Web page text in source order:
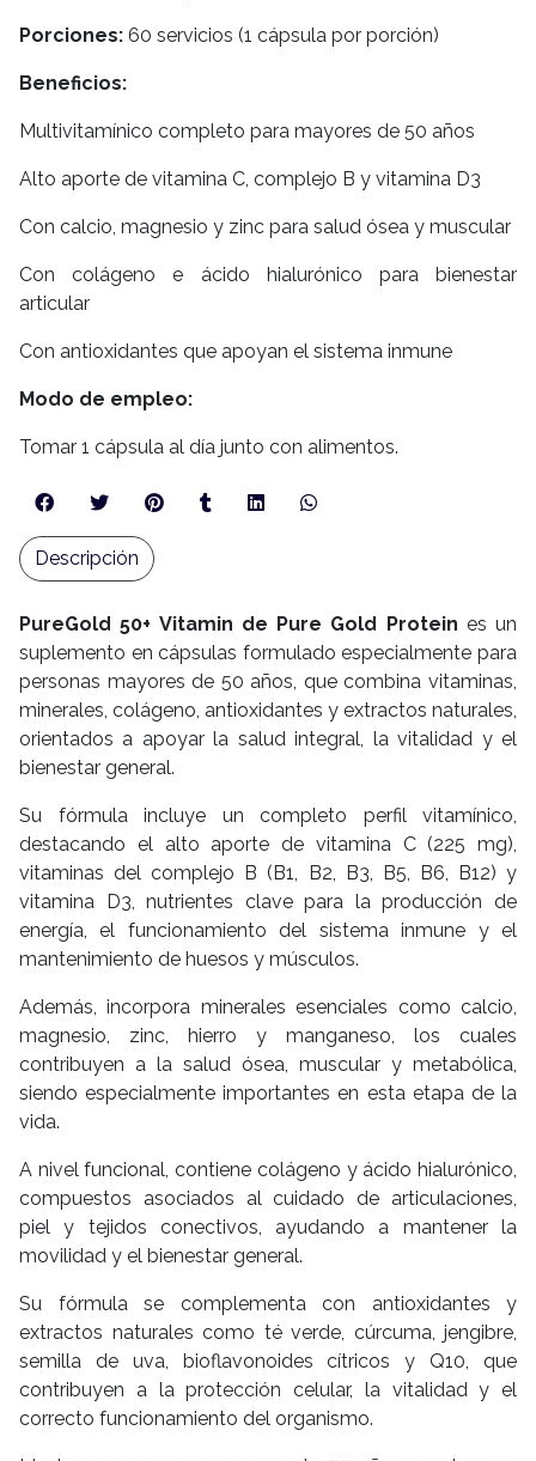
Porciones: 60 servicios (1 cápsula por porción)
Beneficios:
Multivitamínico completo para mayores de 50 años
Alto aporte de vitamina C, complejo B y vitamina D3
Con calcio, magnesio y zinc para salud ósea y muscular
Con colágeno e ácido hialurónico para bienestar
articular
Con antioxidantes que apoyan el sistema inmune
Modo de empleo:
Tomar 1 cápsula al día junto con alimentos.
PureGold 50+ Vitamin de Pure Gold Protein es un
suplemento en cápsulas formulado especialmente para
personas mayores de 50 años, que combina vitaminas,
minerales, colágeno, antioxidantes y extractos naturales,
orientados a apoyar la salud integral, la vitalidad y el
bienestar general.
Su fórmula incluye un completo perfil vitamínico,
destacando el alto aporte de vitamina C (225 mg),
vitaminas del complejo B (B1, B2, B3, B5, B6, B12) y
vitamina D3, nutrientes clave para la producción de
energía, el funcionamiento del sistema inmune y el
mantenimiento de huesos y músculos.
Además, incorpora minerales esenciales como calcio,
magnesio, zinc, hierro y manganeso, los cuales
contribuyen a la salud ósea, muscular y metabólica,
siendo especialmente importantes en esta etapa de la
vida.
A nivel funcional, contiene colágeno y ácido hialurónico,
compuestos asociados al cuidado de articulaciones,
piel y tejidos conectivos, ayudando a mantener la
movilidad y el bienestar general.
Su fórmula se complementa con antioxidantes y
extractos naturales como té verde, cúrcuma, jengibre,
semilla de uva, bioflavonoides cítricos y Q10, que
contribuyen a la protección celular, la vitalidad y el
correcto funcionamiento del organismo.
Descripción